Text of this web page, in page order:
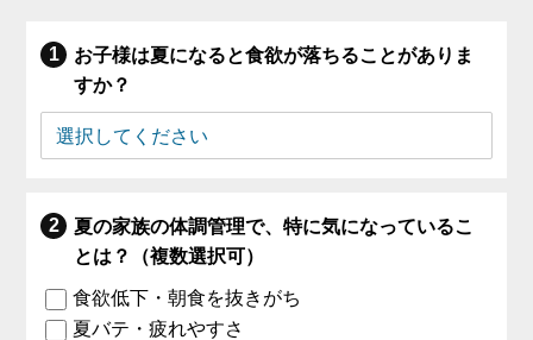
お子様は夏になると食欲が落ちることがありま
すか？
夏の家族の体調管理で、特に気になっているこ
とは？（複数選択可）
食欲低下・朝食を抜きがち
夏バテ・疲れやすさ